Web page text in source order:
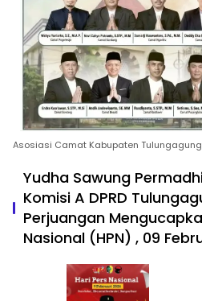
Asosiasi Camat Kabupaten
Yudha Sawung
Komisi A DPRD
Perjuangan
Nasional (HPN) , 09